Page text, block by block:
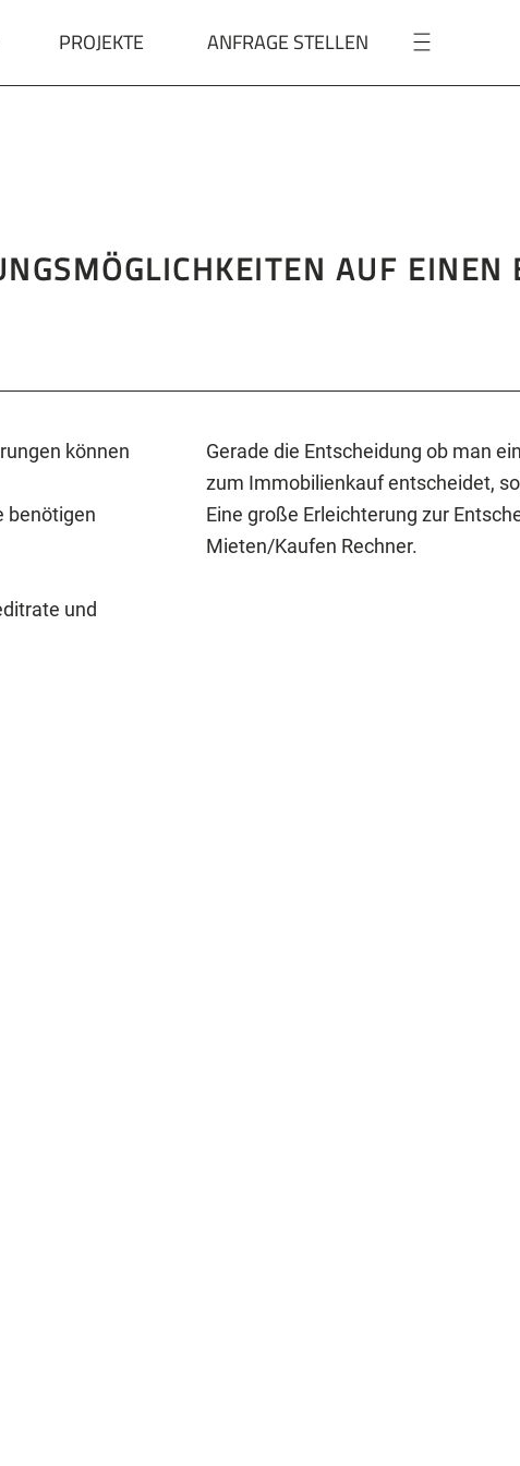
PROJEKTE ANFRAGE STELLEN
AUF EINEN
können
benötigen
und
Gerade die Entscheidung ob man
zum Immobilienkauf entscheidet,
Eine große Erleichterung zur
Mieten/Kaufen Rechner.